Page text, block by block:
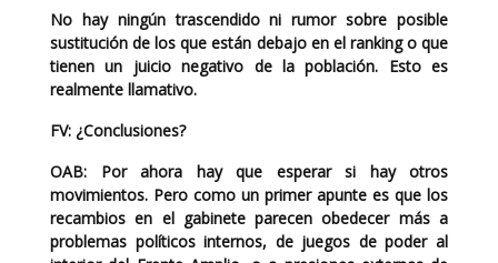
No hay ningún trascendido ni rumor sobre posible
sustitución de los que están debajo en el ranking o que
tienen un juicio negativo de la población. Esto es
realmente llamativo.
FV: ¿Conclusiones?
OAB: Por ahora hay que esperar si hay otros
movimientos. Pero como un primer apunte es que los
recambios en el gabinete parecen obedecer más a
problemas políticos internos, de juegos de poder al